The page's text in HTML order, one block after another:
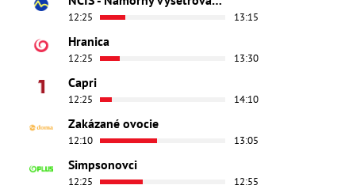
12:25 13:15
Hranica
12:25 13:30
Capri
12:25 14:10
Zakázané ovocie
12:10 13:05
Simpsonovci
12:25 12:55